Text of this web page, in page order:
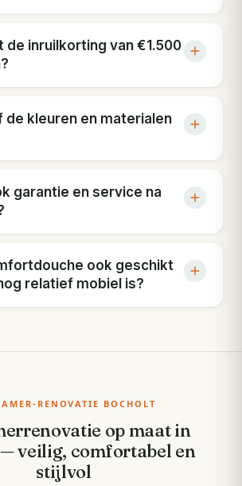
de inruilkorting van €1.500
de kleuren en materialen
garantie en service na
ook geschikt
relatief mobiel is?
RENOVATIE BOCHOLT
op maat in
veilig, comfortabel en
stijlvol